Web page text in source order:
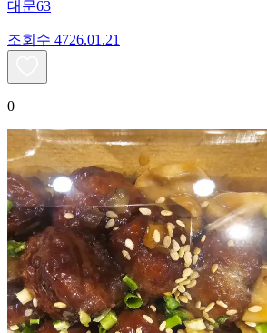
대문63
조회수 4726.01.21
0